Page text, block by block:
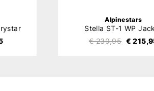
Alpinestars
Stella ST-1 WP
€ 239,95 €